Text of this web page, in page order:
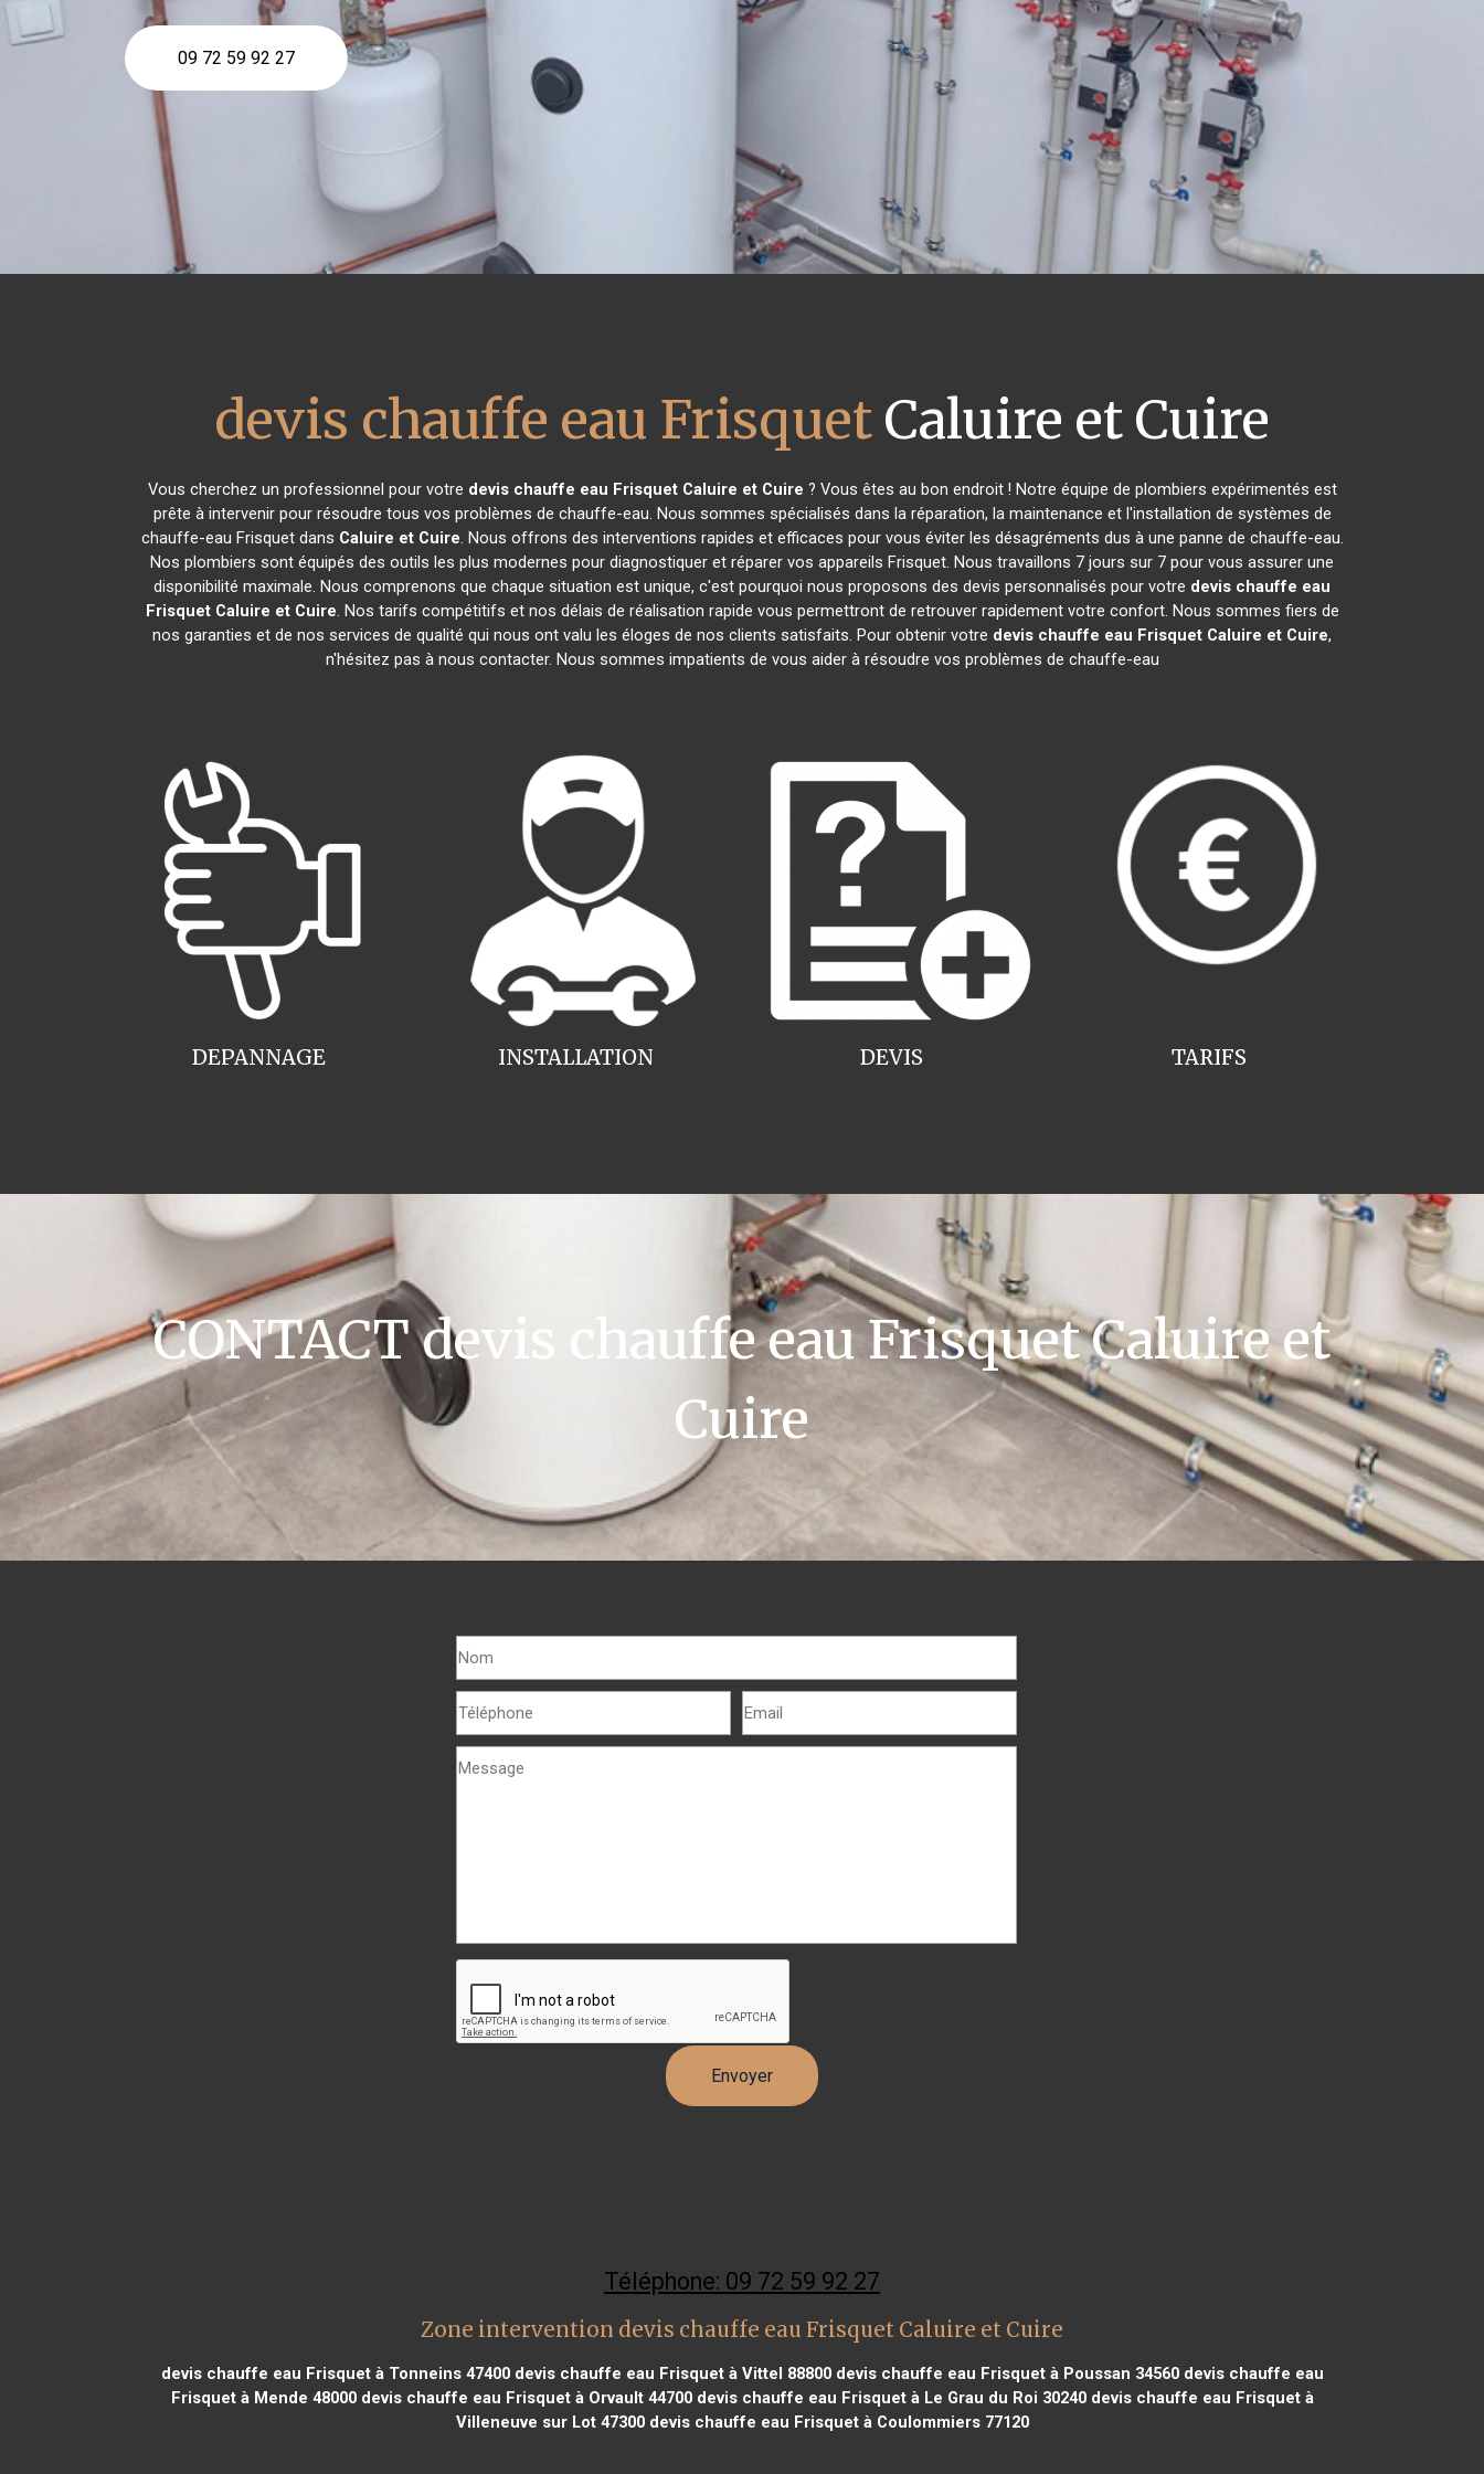
09 72 59 92 27
devis chauffe eau Frisquet Caluire et Cuire
Vous cherchez un professionnel pour votre devis chauffe eau Frisquet Caluire et Cuire ? Vous êtes au bon endroit ! Notre équipe de plombiers expérimentés est
prête à intervenir pour résoudre tous vos problèmes de chauffe-eau. Nous sommes spécialisés dans la réparation, la maintenance et l'installation de systèmes de
chauffe-eau Frisquet dans Caluire et Cuire. Nous offrons des interventions rapides et efficaces pour vous éviter les désagréments dus à une panne de chauffe-eau.
Nos plombiers sont équipés des outils les plus modernes pour diagnostiquer et réparer vos appareils Frisquet. Nous travaillons 7 jours sur 7 pour vous assurer une
disponibilité maximale. Nous comprenons que chaque situation est unique, c'est pourquoi nous proposons des devis personnalisés pour votre devis chauffe eau
Frisquet Caluire et Cuire. Nos tarifs compétitifs et nos délais de réalisation rapide vous permettront de retrouver rapidement votre confort. Nous sommes fiers de
nos garanties et de nos services de qualité qui nous ont valu les éloges de nos clients satisfaits. Pour obtenir votre devis chauffe eau Frisquet Caluire et Cuire,
n'hésitez pas à nous contacter. Nous sommes impatients de vous aider à résoudre vos problèmes de chauffe-eau
INSTALLATION
DEPANNAGE TARIFS
DEVIS
CONTACT devis chauffe eau Frisquet Caluire et
Cuire
Téléphone: 09 72 59 92 27
Zone intervention devis chauffe eau Frisquet Caluire et Cuire
devis chauffe eau Frisquet à Tonneins 47400devis chauffe eau Frisquet à Vittel 88800devis chauffe eau Frisquet à Poussan 34560devis chauffe eau
Frisquet à Mende 48000devis chauffe eau Frisquet à Orvault 44700devis chauffe eau Frisquet à Le Grau du Roi 30240devis chauffe eau Frisquet à
Villeneuve sur Lot 47300devis chauffe eau Frisquet à Coulommiers 77120